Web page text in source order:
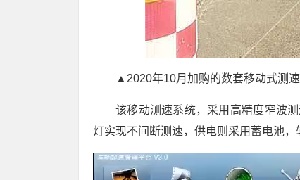
▲ 2020年10月加购的数套移动式测
该移动测速系统，采用高精度窄波
灯实现不间断测速，供电则采用蓄电池，